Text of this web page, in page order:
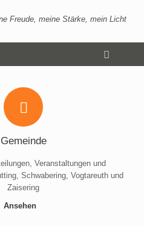
Freude, meine Stärke, mein Licht
Gemeinde
Veranstaltungen und
Schwabering, Vogtareuth und
Zaisering
Ansehen